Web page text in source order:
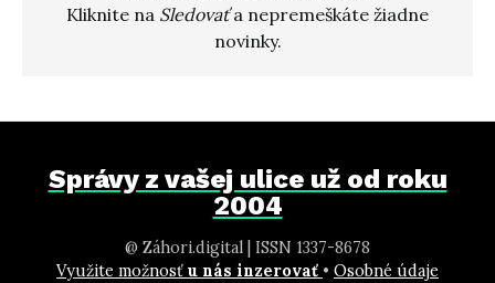
Kliknite na Sledovaťa nepremeškáte žiadne
novinky.
Správy z vašej ulice už od roku
2004
@ Záhori.digital | ISSN 1337-8678
Využite možnosť u nás inzerovať • Osobné údaje